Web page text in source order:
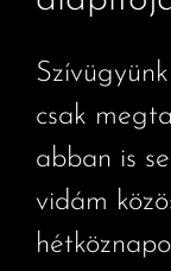
csak
abban is
vidám